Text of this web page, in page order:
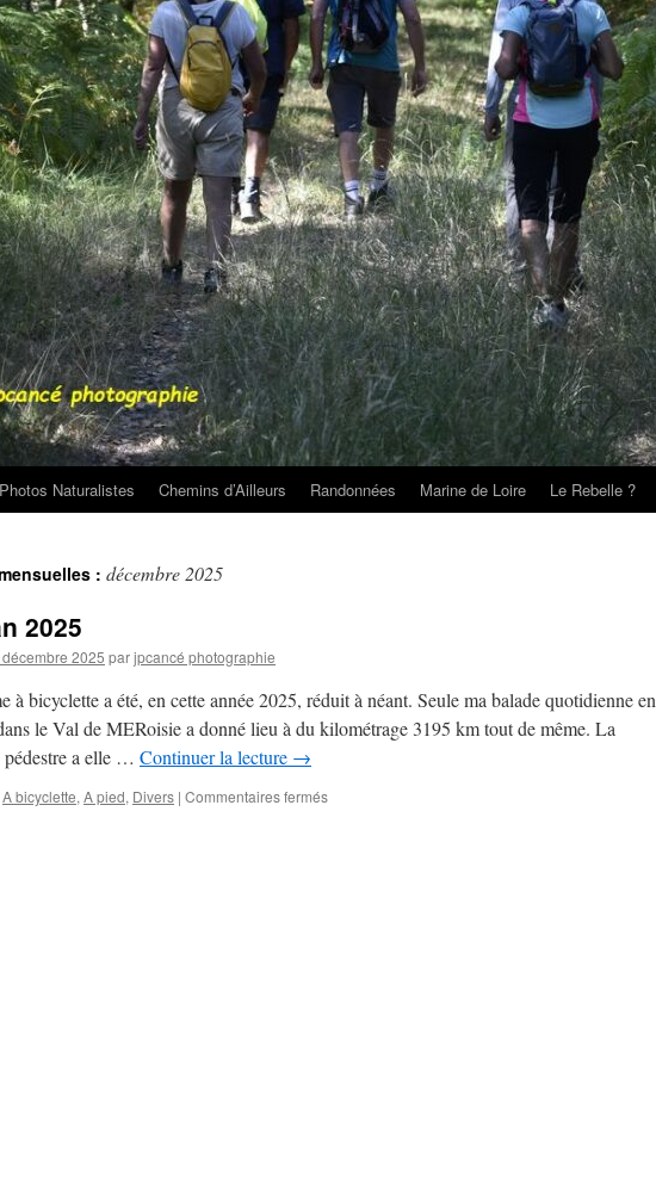
Photos Naturalistes Chemins d’Ailleurs Randonnées Marine de Loire Le Rebelle ?
: décembre 2025
2025
2025 parjpcancé photographie
à bicyclette a été, en cette année 2025, réduit à néant. Seule ma balade quotidienne en
le Val de MERoisie a donné lieu à du kilométrage 3195 km tout de même. La
pédestre a elle … Continuer la lecture →
A bicyclette, A pied, Divers | Commentaires ferméssur